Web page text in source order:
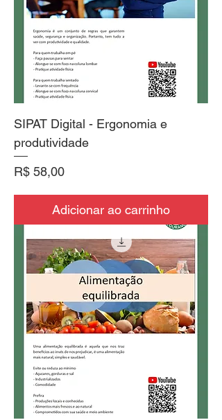
SIPAT Digital - Ergonomia e
produtividade
Preço
R$ 58,00
Adicionar ao carrinho